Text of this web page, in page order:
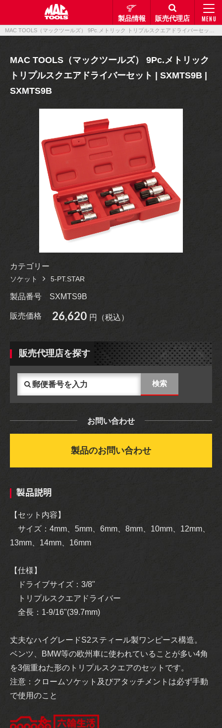
MENU
製品情報 販売代理店
MAC TOOLS（マックツールズ） 9Pc.メトリック
トリプルスクエアドライバーセット | SXMTS9B |
SXMTS9B
カテゴリー
ソケット 5-PT.STAR
製品番号 SXMTS9B
販売価格 26,620 円（税込）
販売代理店を探す
お問い合わせ
製品のお問い合わせ
製品説明
【セット内容】
サイズ：4mm、5mm、6mm、8mm、10mm、12mm、
13mm、14mm、16mm
【仕様】
ドライブサイズ：3/8"
トリプルスクエアドライバー
全長：1-9/16"(39.7mm)
丈夫なハイグレードS2スティール製ワンピース構造。
ベンツ、BMW等の欧州車に使われていることが多い4角
を3個重ねた形のトリプルスクエアのセットです。
注意：クロームソケット及びアタッチメントは必ず手動
で使用のこと